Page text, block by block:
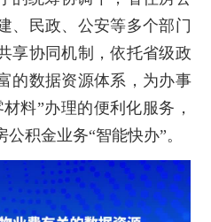
、民政、公安等多个部门
享协同机制，依托省级政
的数据资源体系，为办事
料”办理的便利化服务，
积金业务“智能快办”。